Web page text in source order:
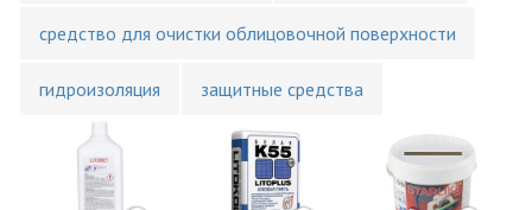
средство для очистки облицовочной поверхности
гидроизоляция защитные средства